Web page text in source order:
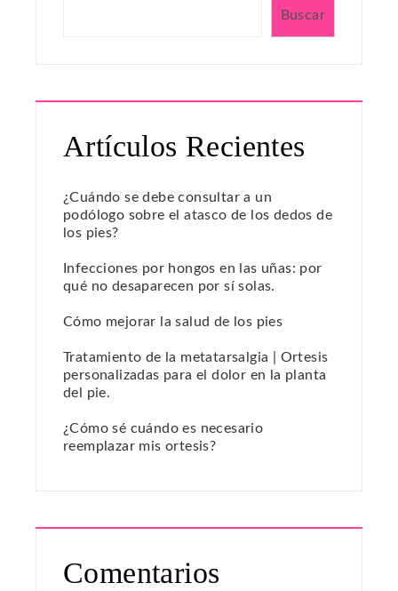
Buscar
Artículos Recientes
¿Cuándo se debe consultar a un
podólogo sobre el atasco de los dedos de
los pies?
Infecciones por hongos en las uñas: por
qué no desaparecen por sí solas.
Cómo mejorar la salud de los pies
Tratamiento de la metatarsalgia | Ortesis
personalizadas para el dolor en la planta
del pie.
¿Cómo sé cuándo es necesario
reemplazar mis ortesis?
Comentarios